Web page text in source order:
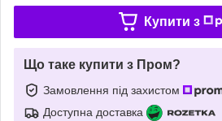
Купити з
Що таке купити з Пром?
Замовлення під захистом
Доступна доставка